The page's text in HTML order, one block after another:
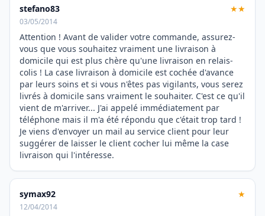
stefano83 ★★
03/05/2014
Attention ! Avant de valider votre commande, assurez-
vous que vous souhaitez vraiment une livraison à
domicile qui est plus chère qu'une livraison en relais-
colis ! La case livraison à domicile est cochée d'avance
par leurs soins et si vous n'êtes pas vigilants, vous serez
livrés à domicile sans vraiment le souhaiter. C'est ce qu'il
vient de m'arriver... J'ai appelé immédiatement par
téléphone mais il m'a été répondu que c'était trop tard !
Je viens d'envoyer un mail au service client pour leur
suggérer de laisser le client cocher lui même la case
livraison qui l'intéresse.
symax92 ★
12/04/2014